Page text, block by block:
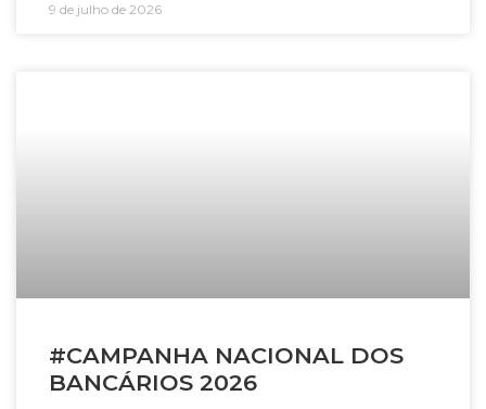
9 de julho de 2026
#CAMPANHA NACIONAL DOS
BANCÁRIOS 2026